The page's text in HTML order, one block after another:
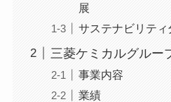
展
サステナビリテ
三菱ケミカルグルー
事業内容
業績